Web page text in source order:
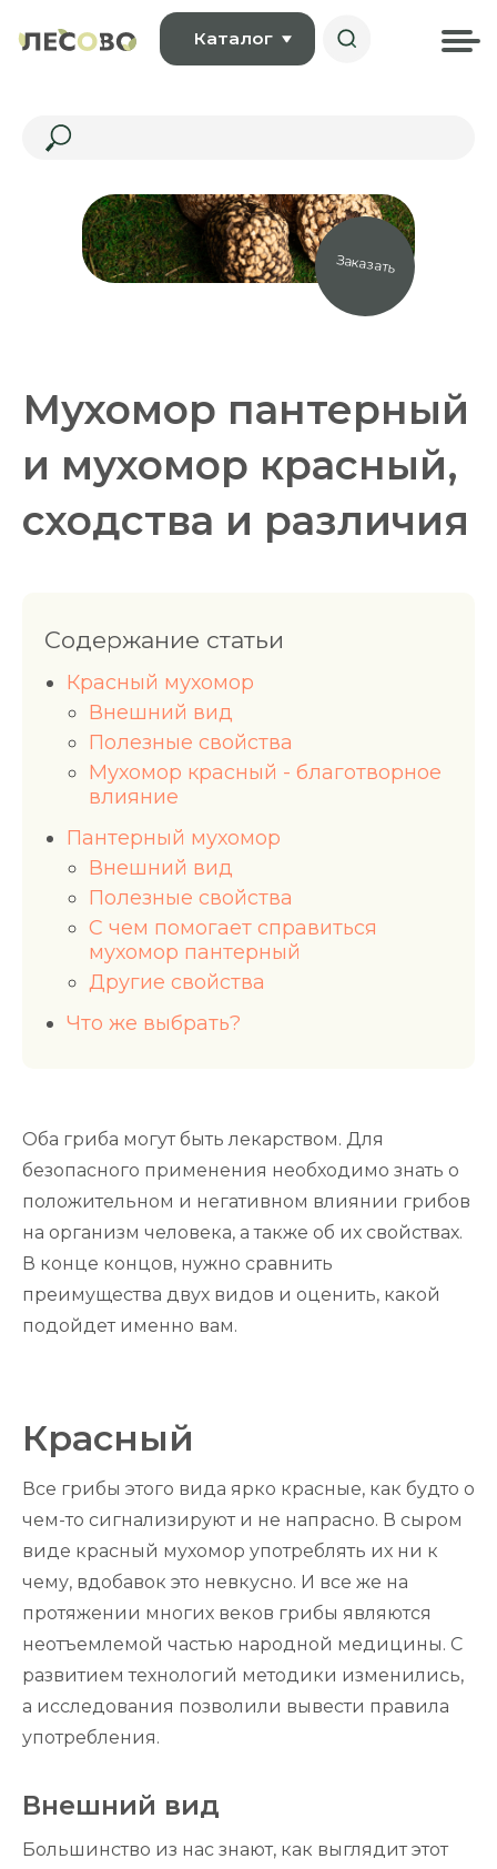
Каталог
Заказать
Мухомор пантерный
и мухомор красный,
сходства и различия
Содержание статьи
Красный мухомор
Внешний вид
Полезные свойства
Мухомор красный - благотворное
влияние
Пантерный мухомор
Внешний вид
Полезные свойства
С чем помогает справиться
мухомор пантерный
Другие свойства
Что же выбрать?
Оба гриба могут быть лекарством. Для
безопасного применения необходимо знать о
положительном и негативном влиянии грибов
на организм человека, а также об их свойствах.
В конце концов, нужно сравнить
преимущества двух видов и оценить, какой
подойдет именно вам.
Красный
Все грибы этого вида ярко красные, как будто о
чем-то сигнализируют и не напрасно. В сыром
виде красный мухомор употреблять их ни к
чему, вдобавок это невкусно. И все же на
протяжении многих веков грибы являются
неотъемлемой частью народной медицины. С
развитием технологий методики изменились,
а исследования позволили вывести правила
употребления.
Внешний вид
Большинство из нас знают, как выглядит этот